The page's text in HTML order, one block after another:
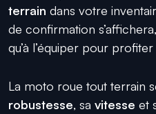
terrain dans votre
de confirmation
qu’à l’équiper pour
La moto roue tout terrain
robustesse, sa vitesse et